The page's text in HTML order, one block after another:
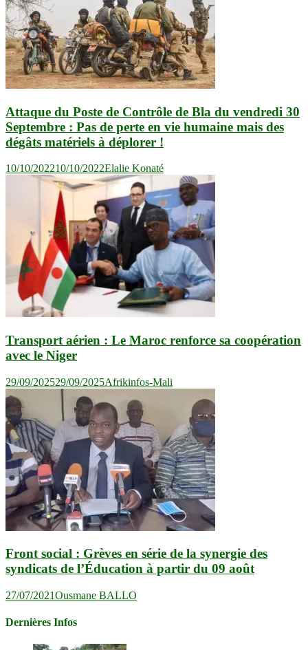
Attaque du Poste de Contrôle de Bla du vendredi 30
Septembre : Pas de perte en vie humaine mais des
dégâts matériels à déplorer !
10/10/202210/10/2022Elalie Konaté
Transport aérien : Le Maroc renforce sa coopération
avec le Niger
29/09/202529/09/2025Afrikinfos-Mali
Front social : Grèves en série de la synergie des
syndicats de l’Éducation à partir du 09 août
27/07/2021Ousmane BALLO
Dernières Infos